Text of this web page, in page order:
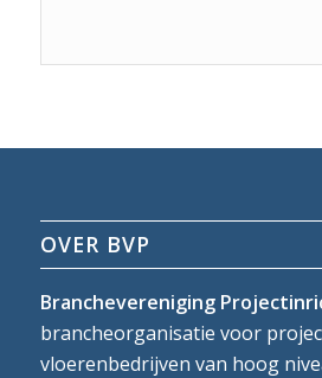
OVER BVP
Branchevereniging
brancheorganisatie voor
vloerenbedrijven van hoog